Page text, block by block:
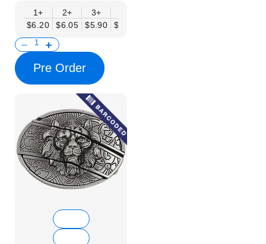
1+
$6.20
2+
$6.05
3+
$5.90
$5.75
Pre Order